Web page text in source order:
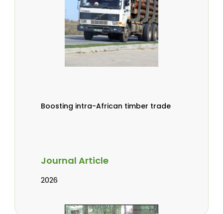
Boosting intra-African timber trade
Journal Article
2026